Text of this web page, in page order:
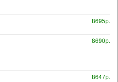
8695р.
8690р.
8647р.